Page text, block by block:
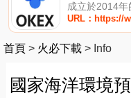
成立於2014
URL：https://
首頁 > 火必下載 > Info
國家海洋環境